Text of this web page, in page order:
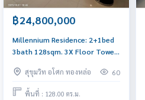
฿24,800,000
Millennium Residence: 2+1bed
3bath 128sqm. 3X Floor Tower
สุขุมวิท อโศก ทองหล่อ
60
พื้นที่ : 128.00 ตร.ม.